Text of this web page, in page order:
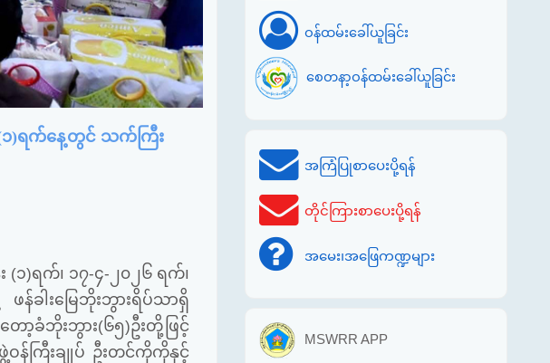
း(၁)ရက်နေ့တွင် သက်ကြီး
(၁)ရက်၊ ၁၇-၄-၂၀၂၆ ရက်၊
ခါးမြေဘိုးဘွားရိပ်သာရှိ
ာ့ခံဘိုးဘွား(၆၅)ဦးတို့ဖြင့်
ဝန်ကြီးချုပ် ဦးတင်ကိုကိုနှင့်
ဝန်ထမ်းခေါ်ယူခြင်း
စေတနာ့ဝန်ထမ်းခေါ်ယူခြင်း
အကြံပြုစာပေးပို့ရန်
တိုင်ကြားစာပေးပို့ရန်
အမေး၊အဖြေကဏ္ဍများ
MSWRR APP